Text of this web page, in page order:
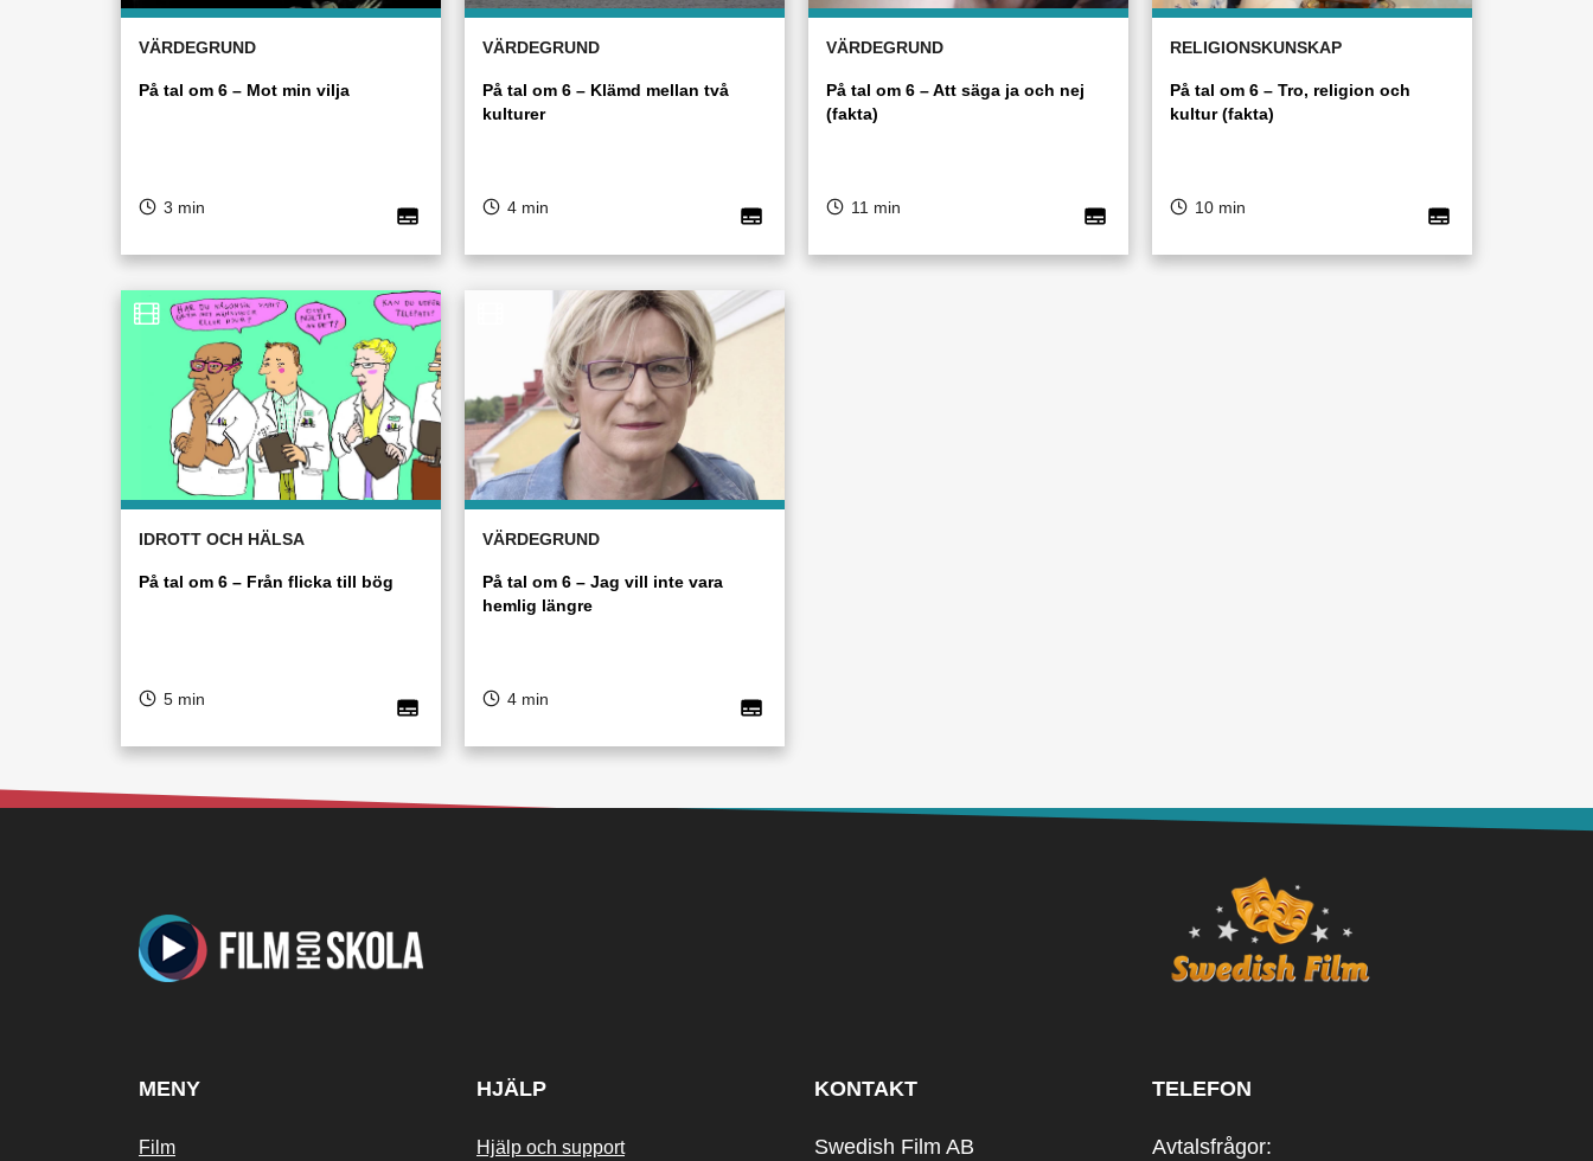
VÄRDEGRUND
På tal om 6 – Mot min vilja
3 min
VÄRDEGRUND
På tal om 6 – Klämd mellan två
kulturer
4 min
VÄRDEGRUND
På tal om 6 – Att säga ja och nej
(fakta)
11 min
RELIGIONSKUNSKAP
På tal om 6 – Tro, religion och
kultur (fakta)
10 min
IDROTT OCH HÄLSA
På tal om 6 – Från flicka till bög
5 min
VÄRDEGRUND
På tal om 6 – Jag vill inte vara
hemlig längre
4 min
MENY
Film
HJÄLP
Hjälp och support
KONTAKT
Swedish Film AB
TELEFON
Avtalsfrågor: